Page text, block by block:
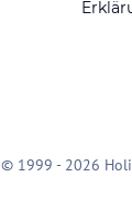
© 1999 - 2026